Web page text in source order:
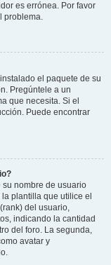
es errónea. Por favor
problema.
el paquete de su
Pregúntele a un
que necesita. Si el
Puede encontrar
nombre de usuario
plantilla que utilice el
del usuario,
indicando la cantidad
del foro. La segunda,
avatar y